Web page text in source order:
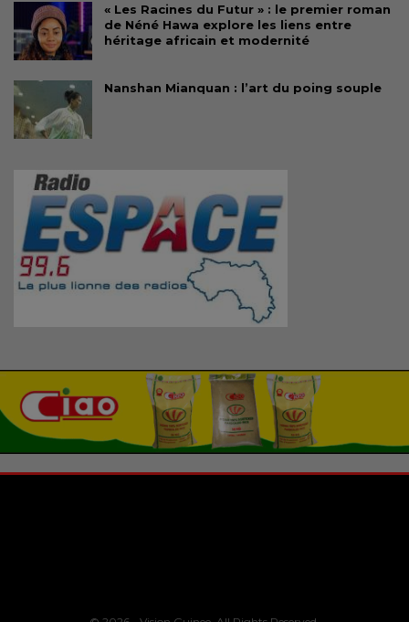
« Les Racines du Futur » : le premier roman
de Néné Hawa explore les liens entre
héritage africain et modernité
Nanshan Mianquan : l’art du poing souple